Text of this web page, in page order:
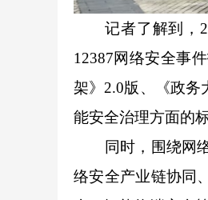
记者了解到，
12387网络安全事
架》2.0版、《政务
能安全治理方面的
同时，围绕网络
络安全产业链协同